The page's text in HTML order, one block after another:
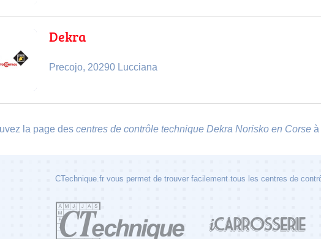
Dekra
Precojo, 20290 Lucciana
la page des centres de contrôle technique Dekra Norisko en Corse à
CTechnique.fr vous permet de trouver facilement tous les centres de